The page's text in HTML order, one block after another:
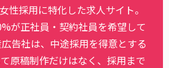
性採用に特化した求人サイト。
が正社員・契約社員を希望して
告社は、中途採用を得意とする
原稿制作だけはなく、採用まで